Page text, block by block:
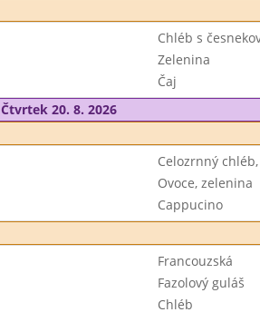
Chléb s
Zelenina
Čaj
Čtvrtek 20. 8. 2026
Celozrnný
Ovoce, zelenina
Cappucino
Francouzská
Fazolový guláš
Chléb